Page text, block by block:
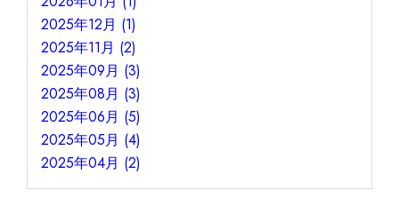
2025年12月 (1)
2025年11月 (2)
2025年09月 (3)
2025年08月 (3)
2025年06月 (5)
2025年05月 (4)
2025年04月 (2)